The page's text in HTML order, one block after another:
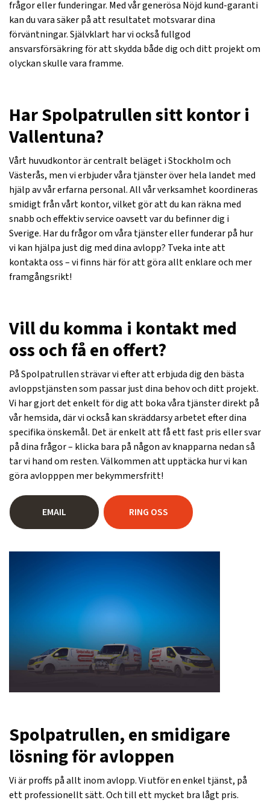
frågor eller funderingar. Med vår generösa Nöjd kund-garanti
kan du vara säker på att resultatet motsvarar dina
förväntningar. Självklart har vi också fullgod
ansvarsförsäkring för att skydda både dig och ditt projekt om
olyckan skulle vara framme.
Har Spolpatrullen sitt kontor i
Vallentuna?
Vårt huvudkontor är centralt beläget i Stockholm och
Västerås, men vi erbjuder våra tjänster över hela landet med
hjälp av vår erfarna personal. All vår verksamhet koordineras
smidigt från vårt kontor, vilket gör att du kan räkna med
snabb och effektiv service oavsett var du befinner dig i
Sverige. Har du frågor om våra tjänster eller funderar på hur
vi kan hjälpa just dig med dina avlopp? Tveka inte att
kontakta oss – vi finns här för att göra allt enklare och mer
framgångsrikt!
Vill du komma i kontakt med
oss och få en offert?
På Spolpatrullen strävar vi efter att erbjuda dig den bästa
avloppstjänsten som passar just dina behov och ditt projekt.
Vi har gjort det enkelt för dig att boka våra tjänster direkt på
vår hemsida, där vi också kan skräddarsy arbetet efter dina
specifika önskemål. Det är enkelt att få ett fast pris eller svar
på dina frågor – klicka bara på någon av knapparna nedan så
tar vi hand om resten. Välkommen att upptäcka hur vi kan
göra avlopppen mer bekymmersfritt!
EMAIL RING OSS
Spolpatrullen, en smidigare
lösning för avloppen
Vi är proffs på allt inom avlopp. Vi utför en enkel tjänst, på
ett professionellt sätt. Och till ett mycket bra lågt pris.